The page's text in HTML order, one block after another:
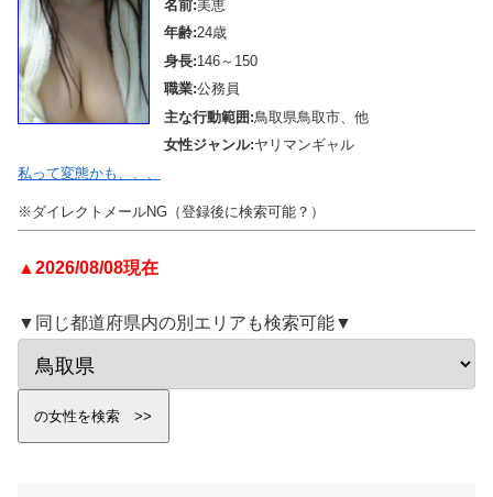
名前:美恵
年齢:24歳
身長:146～150
職業:公務員
主な行動範囲:鳥取県鳥取市、他
女性ジャンル:ヤリマンギャル
私って変態かも、、、
※ダイレクトメールNG（登録後に検索可能？）
▲2026/08/08現在
▼同じ都道府県内の別エリアも検索可能▼